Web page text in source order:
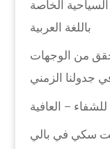
الخاصة
باللغة العربية
من الوجهات
– العافية
سكي في بالي